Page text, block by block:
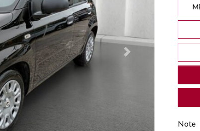
Successivo
Note